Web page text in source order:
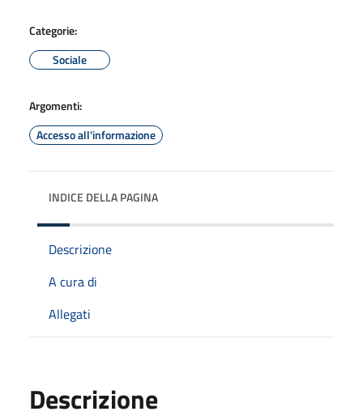
Categorie:
Sociale
Argomenti:
Accesso all'informazione
INDICE DELLA PAGINA
Descrizione
A cura di
Allegati
Descrizione